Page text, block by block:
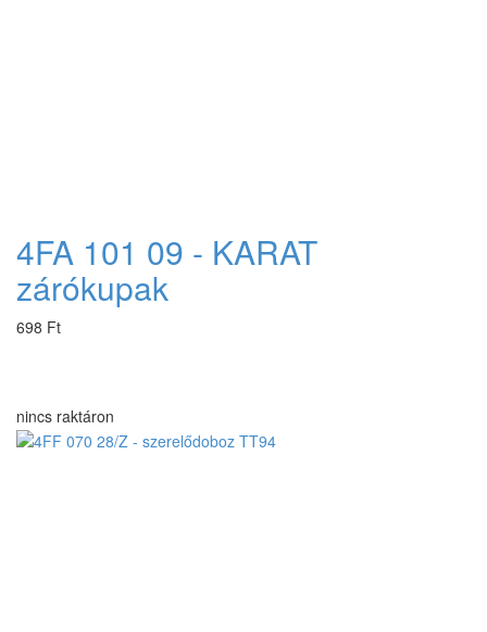
4FA 101 09 - KARAT
zárókupak
698 Ft
nincs raktáron